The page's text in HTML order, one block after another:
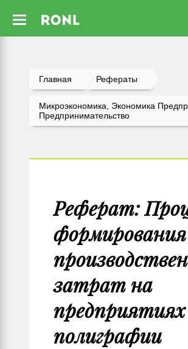
Главная Рефераты
Микроэкономика, Экономика
Предпринимательство
Реферат:
формирования
затрат на
предприятиях
полиграфии